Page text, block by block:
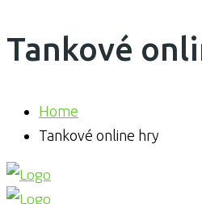
Tankové
Home
Tankové online hry